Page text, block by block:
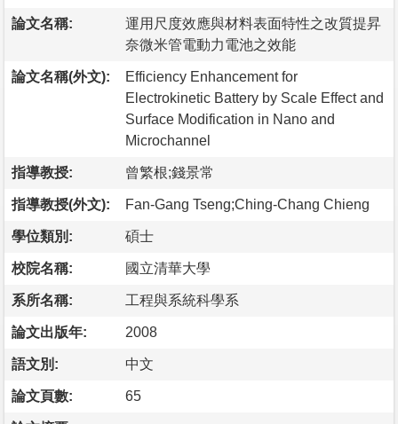
論文名稱:
運用尺度效應與材料表面特性之改質提昇
奈微米管電動力電池之效能
論文名稱(外文):
Efficiency Enhancement for
Electrokinetic Battery by Scale Effect and
Surface Modification in Nano and
Microchannel
指導教授: 曾繁根;錢景常
指導教授(外文): Fan-Gang Tseng;Ching-Chang Chieng
學位類別: 碩士
校院名稱: 國立清華大學
系所名稱: 工程與系統科學系
論文出版年: 2008
語文別: 中文
論文頁數: 65